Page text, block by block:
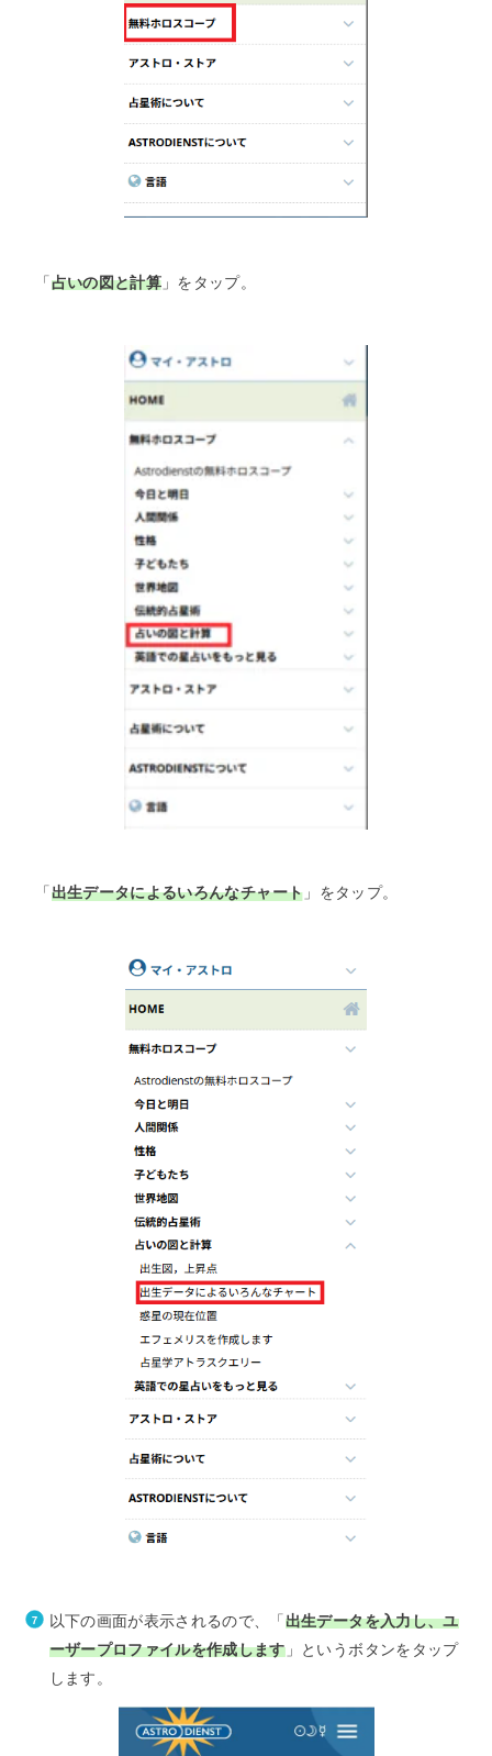
「占いの図と計算 」をタップ。
「出生データによるいろんなチャート 」をタップ。
以下の画面が表示されるので、「出生データを入力し、ユ
ーザープロファイルを作成します」というボタンをタップ
します。